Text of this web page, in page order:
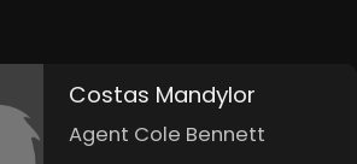
Costas Mandylor
Agent Cole Bennett